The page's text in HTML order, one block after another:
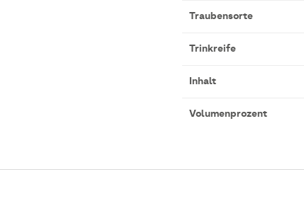
Traubensorte
Trinkreife
Inhalt
Volumenprozent